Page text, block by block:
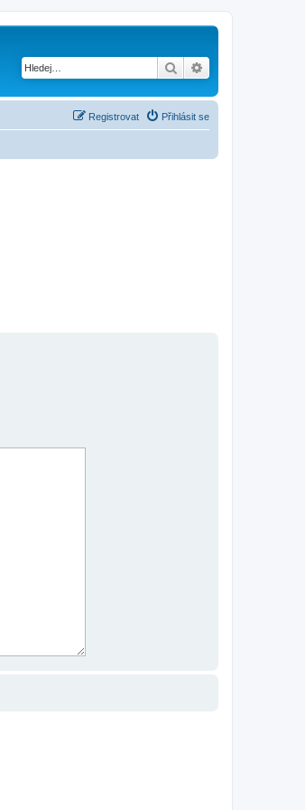
Hledat
Přihlásit se
Registrovat